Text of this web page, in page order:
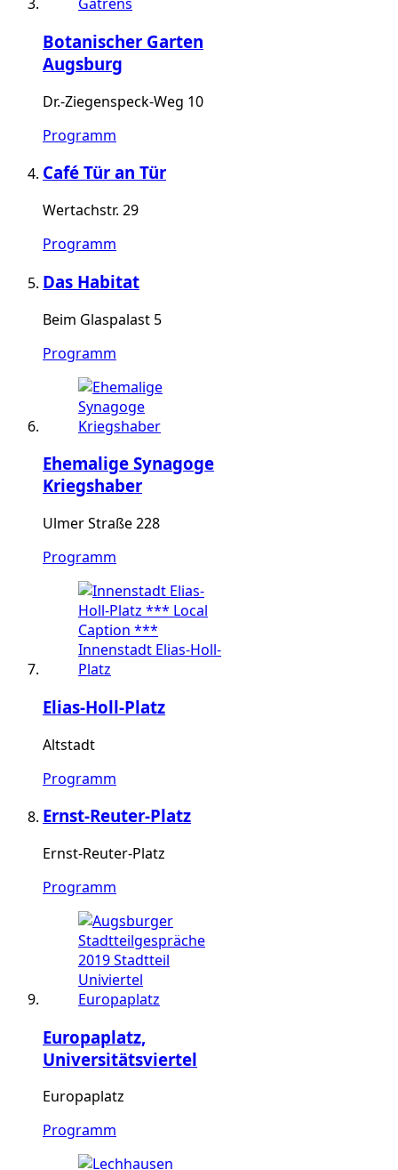
Botanischer Garten
Augsburg
Dr.-Ziegenspeck-Weg 10
Programm
Café Tür an Tür
Wertachstr. 29
Programm
Das Habitat
Beim Glaspalast 5
Programm
Ehemalige Synagoge
Kriegshaber
Ulmer Straße 228
Programm
Elias-Holl-Platz
Altstadt
Programm
Ernst-Reuter-Platz
Ernst-Reuter-Platz
Programm
Europaplatz,
Universitätsviertel
Europaplatz
Programm